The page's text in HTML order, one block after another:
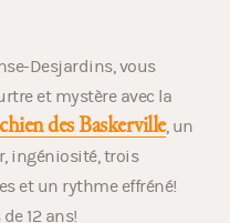
Desjardins, vous
et mystère avec la
des Baskerville, un
ingéniosité, trois
et un rythme effréné!
12 ans!